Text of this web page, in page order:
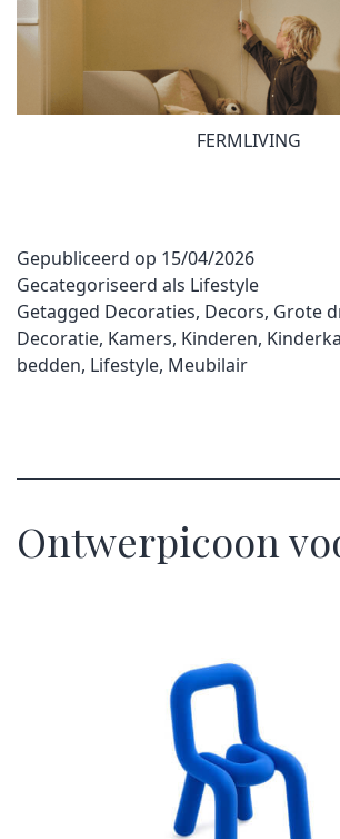
FERMLIVING
Gepubliceerd op 15/04/2026
Gecategoriseerd als Lifestyle
Getagged Decoraties, Decors, Grote
Decoratie, Kamers, Kinderen,
bedden, Lifestyle, Meubilair
Ontwerpicoon